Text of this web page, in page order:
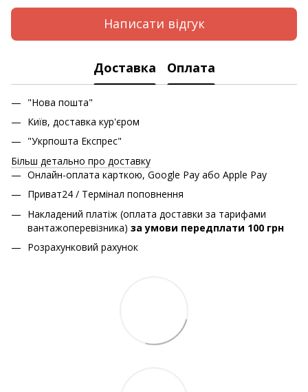
Написати відгук
Доставка Оплата
"Нова пошта"
Київ, доставка кур'єром
"Укрпошта Експрес"
Більш детально про доставку
Онлайн-оплата карткою, Google Pay або Apple Pay
Приват24 / Термінал поповнення
Накладений платіж (оплата доставки за тарифами
вантажоперевізника) за умови передплати 100 грн
Розрахунковий рахунок